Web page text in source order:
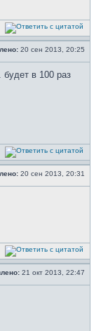
20 сен 2013, 20:25
в 100 раз
20 сен 2013, 20:31
21 окт 2013, 22:47